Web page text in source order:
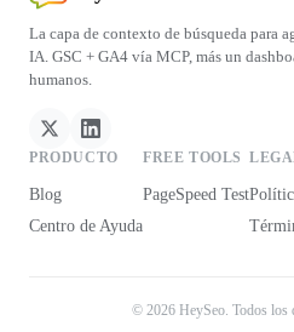
La capa de contexto de búsqueda para
IA. GSC + GA4 vía MCP, más un
humanos.
PRODUCTO
Blog
Centro de Ayuda
FREE TOOLS
PageSpeed Test
© 2026 HeySeo. Todos los